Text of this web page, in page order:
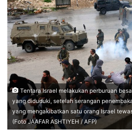
Tentara Israel melakukan perburuan
yang diduduki, setelah serangan
yang mengakibatkan satu orang Israel
(Foto JAAFAR ASHTIYEH / AFP)